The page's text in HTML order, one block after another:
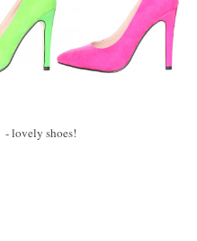
- lovely shoes!